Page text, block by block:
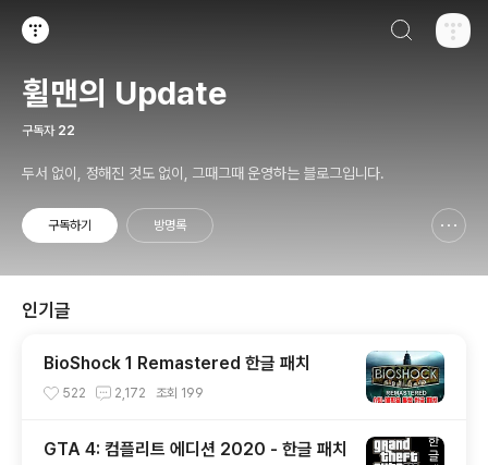
휠맨의 Update
구독자 22
두서 없이, 정해진 것도 없이, 그때그때 운영하는 블로그입니다.
구독하기 방명록
인기글
BioShock 1 Remastered 한글 패치
522 2,172 조회 199
GTA 4: 컴플리트 에디션 2020 - 한글 패치